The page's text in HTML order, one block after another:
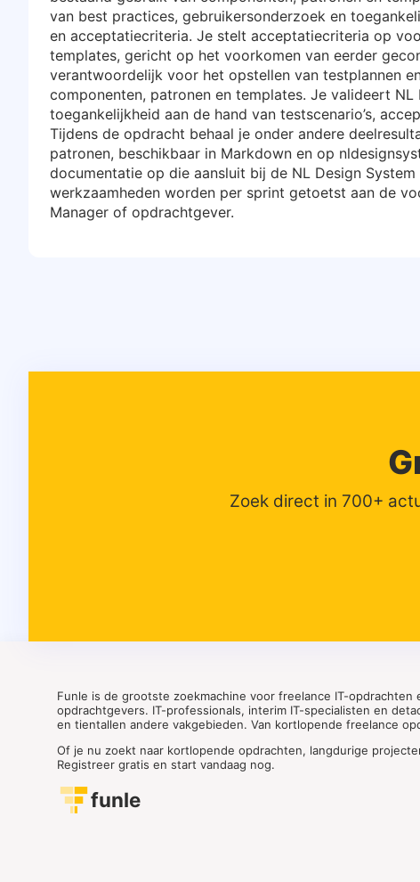
van best practices, gebruikersonderzoek en
en acceptatiecriteria. Je stelt acceptatiecriteria op
templates, gericht op het voorkomen van eerder
verantwoordelijk voor het opstellen van testplannen
componenten, patronen en templates. Je valideert
toegankelijkheid aan de hand van testscenario’s,
Tijdens de opdracht behaal je onder andere
patronen, beschikbaar in Markdown en op
documentatie op die aansluit bij de NL Design
werkzaamheden worden per sprint getoetst aan de
Manager of opdrachtgever.
Zoek direct in 700+
Funle is de grootste zoekmachine voor freelance IT-
opdrachtgevers. IT-professionals, interim IT-specialisten en
en tientallen andere vakgebieden. Van kortlopende freelance
Of je nu zoekt naar kortlopende opdrachten, langdurige
Registreer gratis en start vandaag nog.
funle